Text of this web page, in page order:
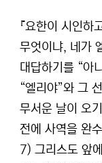
『요한이 시인
무엇이냐, 네가
대답하기를 “아
“엘리야”와 그
무서운 날이 오
전에 사역을 완
7) 그리스도 앞